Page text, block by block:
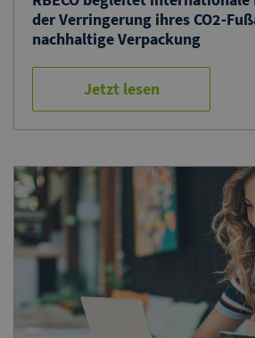
der Verringerung ihres CO2-
nachhaltige Verpackung
Jetzt lesen